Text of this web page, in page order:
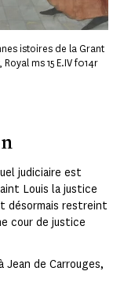
istoires de la Grant
ms 15 E.IV f014r
judiciaire est
Louis la justice
désormais restreint
cour de justice
Jean de Carrouges,